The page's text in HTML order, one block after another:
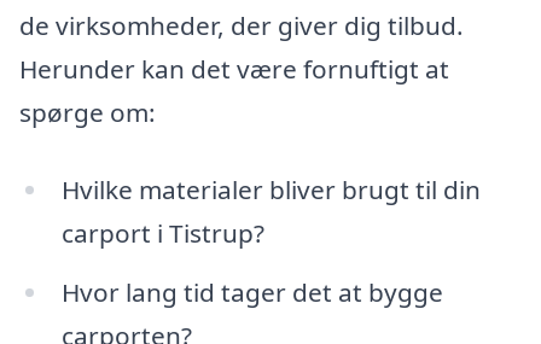
de virksomheder, der giver dig tilbud.
Herunder kan det være fornuftigt at
spørge om:
Hvilke materialer bliver brugt til din
carport i Tistrup?
Hvor lang tid tager det at bygge
carporten?